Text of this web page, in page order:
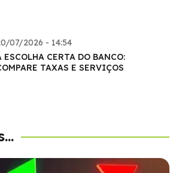
07/2026 - 14:54
ESCOLHA CERTA DO BANCO:
TAXAS E SERVIÇOS